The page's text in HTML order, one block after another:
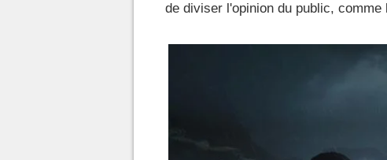
de diviser l'opinion du public,